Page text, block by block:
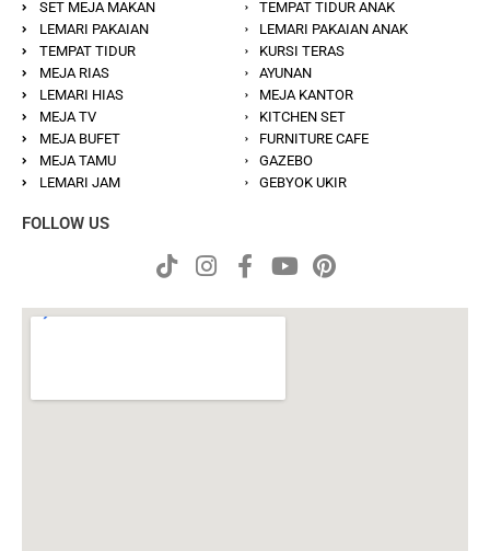
SET MEJA MAKAN
LEMARI PAKAIAN
TEMPAT TIDUR
MEJA RIAS
LEMARI HIAS
MEJA TV
MEJA BUFET
MEJA TAMU
LEMARI JAM
TEMPAT TIDUR ANAK
LEMARI PAKAIAN ANAK
KURSI TERAS
AYUNAN
MEJA KANTOR
KITCHEN SET
FURNITURE CAFE
GAZEBO
GEBYOK UKIR
FOLLOW US